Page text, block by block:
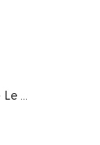
"Espoirs du Football" U13 - Le bilan avec Ludovic Graugnard (CTD)